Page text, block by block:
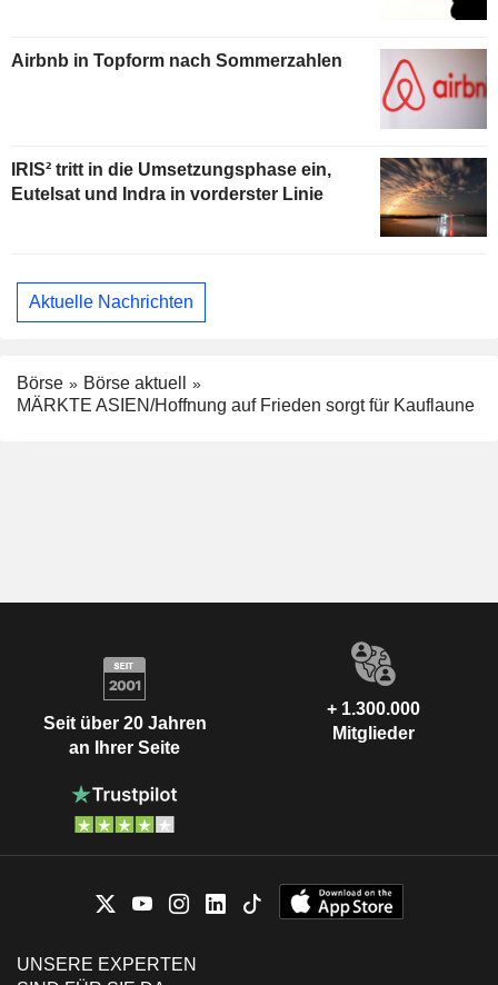
Airbnb in Topform nach Sommerzahlen
IRIS² tritt in die Umsetzungsphase ein,
Eutelsat und Indra in vorderster Linie
Aktuelle Nachrichten
Börse
Börse aktuell
MÄRKTE ASIEN/Hoffnung auf Frieden sorgt für Kauflaune
Seit über 20 Jahren
an Ihrer Seite
+ 1.300.000
Mitglieder
UNSERE EXPERTEN